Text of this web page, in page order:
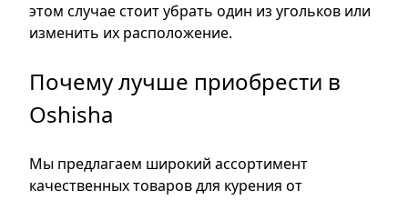
этом случае стоит убрать один из угольков или
изменить их расположение.
Почему лучше приобрести в
Oshisha
Мы предлагаем широкий ассортимент
качественных товаров для курения от